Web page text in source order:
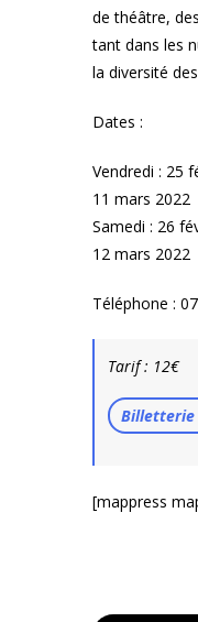
de théâtre,
tant dans les
la diversité
Dates :
Vendredi : 25
11 mars 2022
Samedi : 26
12 mars 2022
Téléphone :
Tarif : 12€
Billetterie
[mappress